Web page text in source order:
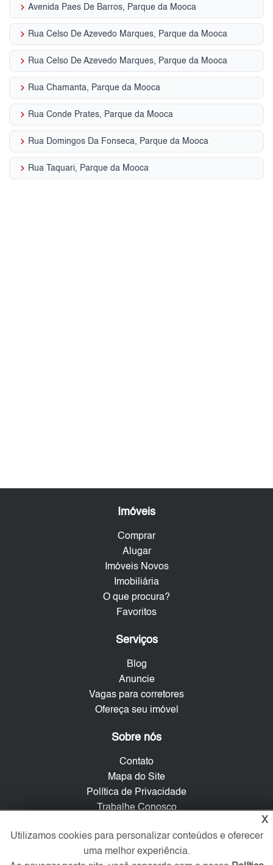
keyboard_arrow_right Avenida Paes De Barros, Parque da Mooca
keyboard_arrow_right Rua Celso De Azevedo Marques, Parque da Mooca
keyboard_arrow_right Rua Celso De Azevedo Marques, Parque da Mooca
keyboard_arrow_right Rua Chamanta, Parque da Mooca
keyboard_arrow_right Rua Conde Prates, Parque da Mooca
keyboard_arrow_right Rua Domingos Da Fonseca, Parque da Mooca
keyboard_arrow_right Rua Taquari, Parque da Mooca
Imóveis
Comprar
Alugar
Imóveis Novos
Imobiliária
O que procura?
Favoritos
Serviços
Blog
Anuncie
Vagas para corretores
Ofereça seu imóvel
Sobre nós
Contato
Mapa do Site
Política de Privacidade
Trabalhe Conosco
Verificada por
X
Utilizamos cookies para personalizar conteúdos e oferecer
uma melhor experiência.